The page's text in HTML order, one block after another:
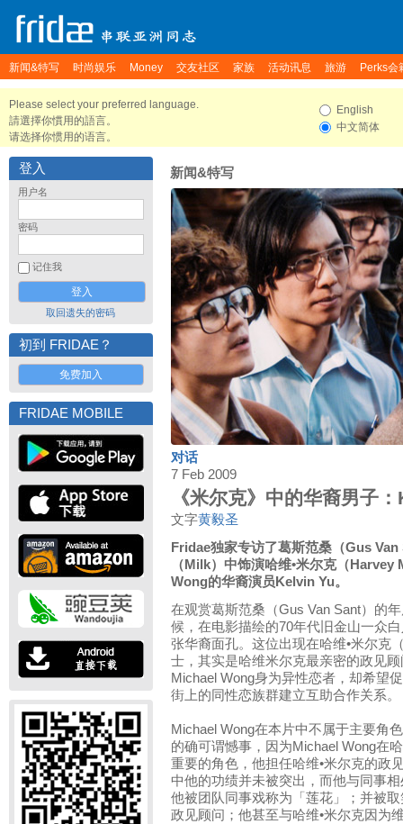
新闻&特写 时尚娱乐 Money 交友社区 家族 活动讯息 旅游 Perks会
Please select your preferred language.
請選擇你慣用的語言。
请选择你惯用的语言。
English
中文简体
登入
用户名
密码
记住我
取回遗失的密码
初到 FRIDAE？
免费加入
FRIDAE MOBILE
新闻&特写
对话
7 Feb 2009
《米尔克》中的华裔男子
文字黄毅圣
Fridae独家专访了葛斯范桑（Gus
（Milk）中饰演哈维•米尔克（
Wong的华裔演员Kelvin Yu。
在观赏葛斯范桑（Gus Van Sant）的
候，在电影描绘的70年代旧金山一众
张华裔面孔。这位出现在哈维•米尔克
士，其实是哈维米尔克最亲密的政见
Michael Wong身为异性恋者，却希望
街上的同性恋族群建立互助合作关系。
Michael Wong在本片中不属于主要角
的确可谓憾事，因为Michael Wong在
重要的角色，他担任哈维•米尔克的政
中他的功绩并未被突出，而他与同事
他被团队同事戏称为「莲花」；并被
政见顾问；他甚至与哈维•米尔克因为